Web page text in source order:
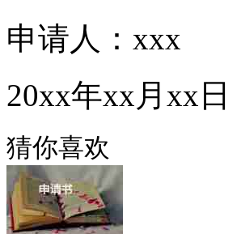
申请人：xxx
20xx年xx月xx日
猜你喜欢